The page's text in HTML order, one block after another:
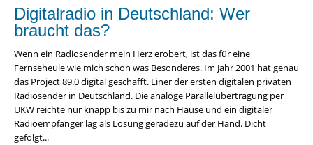
Digitalradio in Deutschland: Wer
braucht das?
Wenn ein Radiosender mein Herz erobert, ist das für eine
Fernseheule wie mich schon was Besonderes. Im Jahr 2001 hat genau
das Project 89.0 digital geschafft. Einer der ersten digitalen privaten
Radiosender in Deutschland. Die analoge Parallelübertragung per
UKW reichte nur knapp bis zu mir nach Hause und ein digitaler
Radioempfänger lag als Lösung geradezu auf der Hand. Dicht
gefolgt...